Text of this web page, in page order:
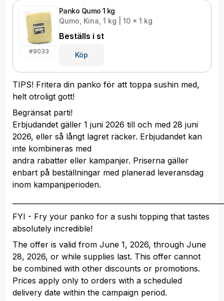
#9033
Panko Qumo 1 kg
Qumo, Kina, 1 kg | 10 x 1 kg
Beställs i st
Köp
TIPS! Fritera din panko för att toppa sushin med,
helt otroligt gott!
Begränsat parti!
Erbjudandet gäller 1 juni 2026 till och med 28 juni
2026, eller så långt lagret räcker. Erbjudandet kan
inte kombineras med
andra rabatter eller kampanjer. Priserna gäller
enbart på beställningar med planerad leveransdag
inom kampanjperioden.
FYI - Fry your panko for a sushi topping that tastes
absolutely incredible!
The offer is valid from June 1, 2026, through June
28, 2026, or while supplies last. This offer cannot
be combined with other discounts or promotions.
Prices apply only to orders with a scheduled
delivery date within the campaign period.